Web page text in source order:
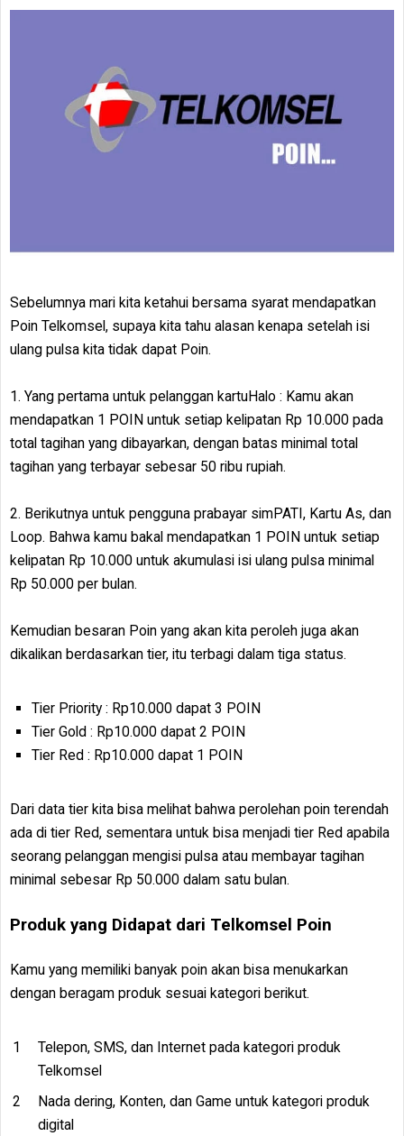
Sebelumnya mari kita ketahui bersama syarat mendapatkan
Poin Telkomsel, supaya kita tahu alasan kenapa setelah isi
ulang pulsa kita tidak dapat Poin.
1. Yang pertama untuk pelanggan kartuHalo : Kamu akan
mendapatkan 1 POIN untuk setiap kelipatan Rp 10.000 pada
total tagihan yang dibayarkan, dengan batas minimal total
tagihan yang terbayar sebesar 50 ribu rupiah.
2. Berikutnya untuk pengguna prabayar simPATI, Kartu As, dan
Loop. Bahwa kamu bakal mendapatkan 1 POIN untuk setiap
kelipatan Rp 10.000 untuk akumulasi isi ulang pulsa minimal
Rp 50.000 per bulan.
Kemudian besaran Poin yang akan kita peroleh juga akan
dikalikan berdasarkan tier, itu terbagi dalam tiga status.
Tier Priority : Rp10.000 dapat 3 POIN
Tier Gold : Rp10.000 dapat 2 POIN
Tier Red : Rp10.000 dapat 1 POIN
Dari data tier kita bisa melihat bahwa perolehan poin terendah
ada di tier Red, sementara untuk bisa menjadi tier Red apabila
seorang pelanggan mengisi pulsa atau membayar tagihan
minimal sebesar Rp 50.000 dalam satu bulan.
Produk yang Didapat dari Telkomsel Poin
Kamu yang memiliki banyak poin akan bisa menukarkan
dengan beragam produk sesuai kategori berikut.
Telepon, SMS, dan Internet pada kategori produk
Telkomsel
Nada dering, Konten, dan Game untuk kategori produk
digital